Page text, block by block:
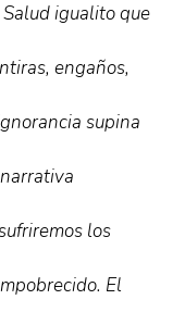
igualito que
engaños,
supina
los
El